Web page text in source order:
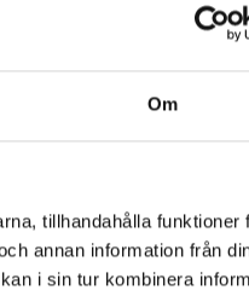
Om
tillhandahålla funktioner
annan information från
i sin tur kombinera
LADDA NER BROSCHYR